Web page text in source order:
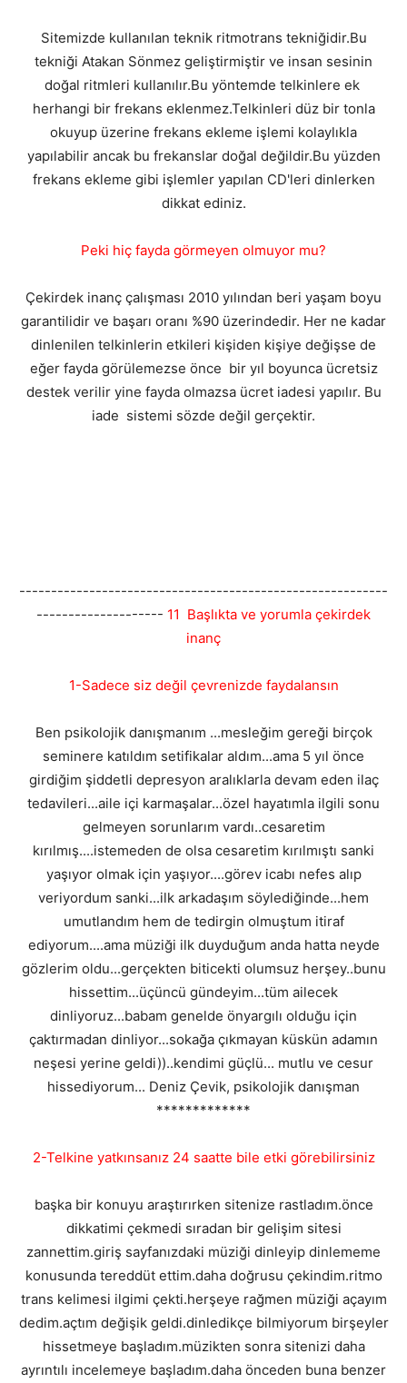
Sitemizde kullanılan teknik ritmotrans tekniğidir.Bu
tekniği Atakan Sönmez geliştirmiştir ve insan sesinin
doğal ritmleri kullanılır.Bu yöntemde telkinlere ek
herhangi bir frekans eklenmez.Telkinleri düz bir tonla
okuyup üzerine frekans ekleme işlemi kolaylıkla
yapılabilir ancak bu frekanslar doğal değildir.Bu yüzden
frekans ekleme gibi işlemler yapılan CD'leri dinlerken
dikkat ediniz.
Peki hiç fayda görmeyen olmuyor mu?
Çekirdek inanç çalışması 2010 yılından beri yaşam boyu
garantilidir ve başarı oranı %90 üzerindedir. Her ne kadar
dinlenilen telkinlerin etkileri kişiden kişiye değişse de
eğer fayda görülemezse önce bir yıl boyunca ücretsiz
destek verilir yine fayda olmazsa ücret iadesi yapılır. Bu
iade sistemi sözde değil gerçektir.
----------------------------------------------------------
-------------------- 11 Başlıkta ve yorumla çekirdek
inanç
1-Sadece siz değil çevrenizde faydalansın
Ben psikolojik danışmanım ...mesleğim gereği birçok
seminere katıldım setifikalar aldım...ama 5 yıl önce
girdiğim şiddetli depresyon aralıklarla devam eden ilaç
tedavileri...aile içi karmaşalar...özel hayatımla ilgili sonu
gelmeyen sorunlarım vardı..cesaretim
kırılmış....istemeden de olsa cesaretim kırılmıştı sanki
yaşıyor olmak için yaşıyor....görev icabı nefes alıp
veriyordum sanki...ilk arkadaşım söylediğinde...hem
umutlandım hem de tedirgin olmuştum itiraf
ediyorum....ama müziği ilk duyduğum anda hatta neyde
gözlerim oldu...gerçekten biticekti olumsuz herşey..bunu
hissettim...üçüncü gündeyim...tüm ailecek
dinliyoruz...babam genelde önyargılı olduğu için
çaktırmadan dinliyor...sokağa çıkmayan küskün adamın
neşesi yerine geldi))..kendimi güçlü... mutlu ve cesur
hissediyorum... Deniz Çevik, psikolojik danışman
*************
2-Telkine yatkınsanız 24 saatte bile etki görebilirsiniz
başka bir konuyu araştırırken sitenize rastladım.önce
dikkatimi çekmedi sıradan bir gelişim sitesi
zannettim.giriş sayfanızdaki müziği dinleyip dinlememe
konusunda tereddüt ettim.daha doğrusu çekindim.ritmo
trans kelimesi ilgimi çekti.herşeye rağmen müziği açayım
dedim.açtım değişik geldi.dinledikçe bilmiyorum birşeyler
hissetmeye başladım.müzikten sonra sitenizi daha
ayrıntılı incelemeye başladım.daha önceden buna benzer